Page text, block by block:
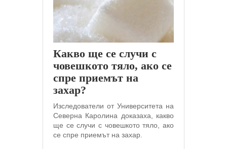
Какво ще се случи с
човешкото тяло, ако се
спре приемът на
захар?
Изследователи от Университета на
Северна Каролина доказаха, какво
ще се случи с човешкото тяло, ако
се спре приемът на захар.